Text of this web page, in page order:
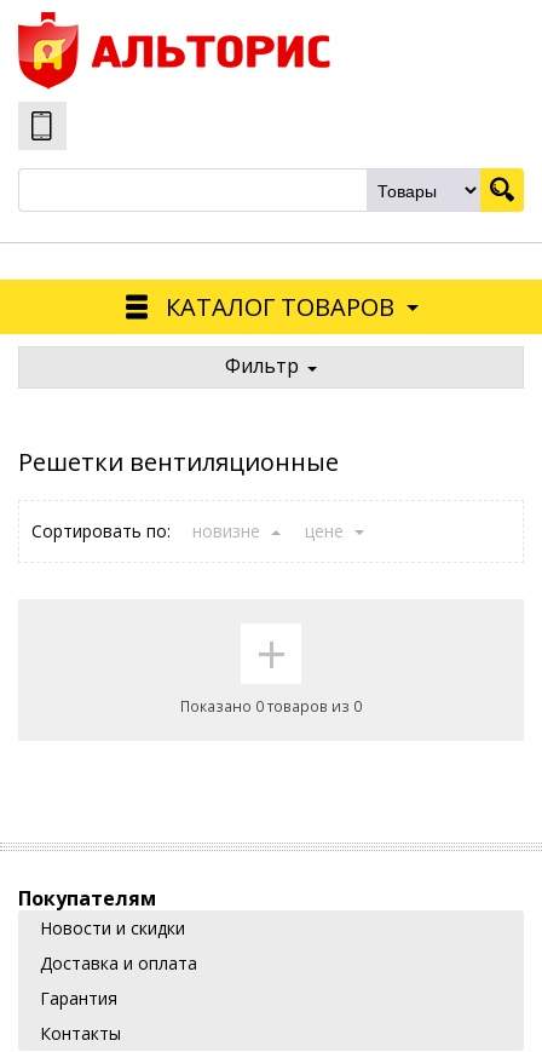
КАТАЛОГ ТОВАРОВ
Фильтр
Решетки вентиляционные
Сортировать по: новизне цене
+
Показано 0 товаров из 0
Покупателям
Новости и скидки
Доставка и оплата
Гарантия
Контакты